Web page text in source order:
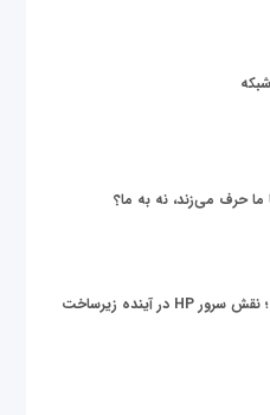
ما حرف می‌زند، نه به ما؟
زیر پوست دنیای داده؛ نقش سرور HP در آینده زیرساخت